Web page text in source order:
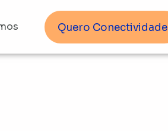
Quero Conectividade